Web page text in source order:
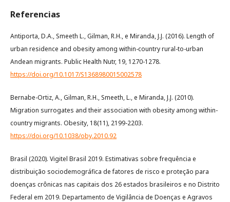
Referencias
Antiporta, D.A., Smeeth L., Gilman, R.H., e Miranda, J.J. (2016). Length of
urban residence and obesity among within-country rural-to-urban
Andean migrants. Public Health Nutr, 19, 1270-1278.
https://doi.org/10.1017/S1368980015002578
Bernabe-Ortiz, A., Gilman, R.H., Smeeth, L., e Miranda, J.J. (2010).
Migration surrogates and their association with obesity among within-
country migrants. Obesity, 18(11), 2199-2203.
https://doi.org/10.1038/oby.2010.92
Brasil (2020). Vigitel Brasil 2019. Estimativas sobre frequência e
distribuição sociodemográfica de fatores de risco e proteção para
doenças crônicas nas capitais dos 26 estados brasileiros e no Distrito
Federal em 2019. Departamento de Vigilância de Doenças e Agravos